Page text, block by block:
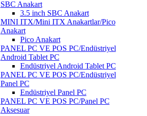
SBC Anakart
3.5 inch SBC Anakart
MINI ITX/Mini ITX Anakartlar/Pico
Anakart
Pico Anakart
PANEL PC VE POS PC/Endüstriyel
Android Tablet PC
Endüstriyel Android Tablet PC
PANEL PC VE POS PC/Endüstriyel
Panel PC
Endüstriyel Panel PC
PANEL PC VE POS PC/Panel PC
Aksesuar